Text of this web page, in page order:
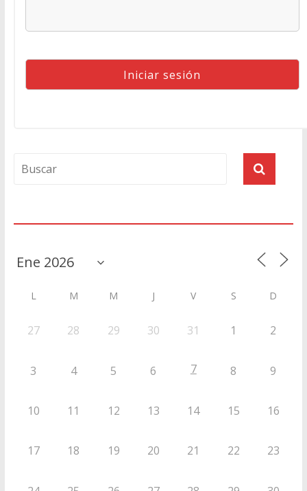
L M M J V S D
27 28 29 30 31 1 2
3 4 5 6 7 8 9
10 11 12 13 14 15 16
17 18 19 20 21 22 23